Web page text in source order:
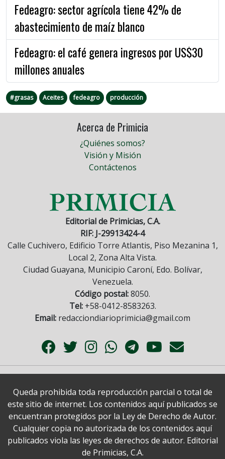
Fedeagro: sector agrícola tiene 42% de
abastecimiento de maíz blanco
Fedeagro: el café genera ingresos por US$30
millones anuales
#grasas Aceites fedeagro producción
Acerca de Primicia
¿Quiénes somos?
Visión y Misión
Contáctenos
Editorial de Primicias, C.A.
RIF: J-29913424-4
Calle Cuchivero, Edificio Torre Atlantis, Piso Mezanina 1,
Local 2, Zona Alta Vista.
Ciudad Guayana, Municipio Caroní, Edo. Bolívar,
Venezuela.
Código postal:8050.
Tel:+58-0412-8583263.
Email: redacciondiarioprimicia@gmail.com
Queda prohibida toda reproducción parcial o total de
este sitio de internet. Los contenidos aquí publicados se
encuentran protegidos por la Ley de Derecho de Autor.
Cualquier copia no autorizada de los contenidos aquí
publicados viola las leyes de derechos de autor. Editorial
de Primicias, C.A.